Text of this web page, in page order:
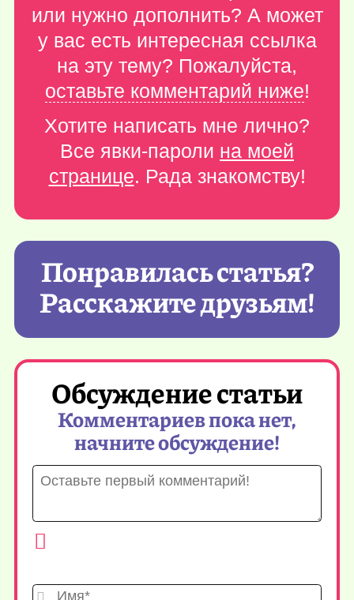
или нужно дополнить? А может
у вас есть интересная ссылка
на эту тему? Пожалуйста,
оставьте комментарий ниже!
Хотите написать мне лично?
Все явки-пароли на моей
странице. Рада знакомству!
Понравилась статья?
Расскажите друзьям!
Обсуждение статьи
Комментариев пока нет,
начните обсуждение!
Имя*